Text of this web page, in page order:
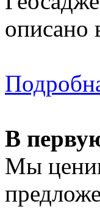
описано
В
Мы